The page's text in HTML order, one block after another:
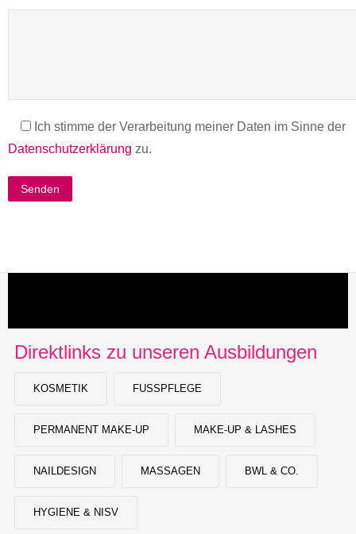
Ich stimme der Verarbeitung meiner Daten im Sinne der
Datenschutzerklärung zu.
Direktlinks zu unseren Ausbildungen
KOSMETIK FUSSPFLEGE
PERMANENT MAKE-UP MAKE-UP & LASHES
NAILDESIGN MASSAGEN BWL & CO.
HYGIENE & NISV